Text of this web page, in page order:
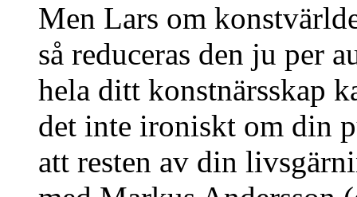
Men Lars om
så reduceras den ju per
hela ditt konstnärsskap
det inte ironiskt om din
att resten av din